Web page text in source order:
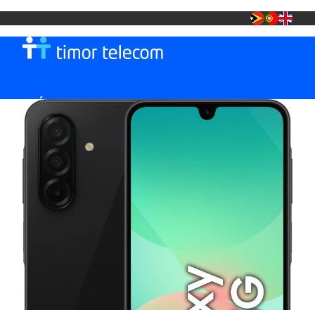
MÓVEL
TT FIBRA +
LOJA TT